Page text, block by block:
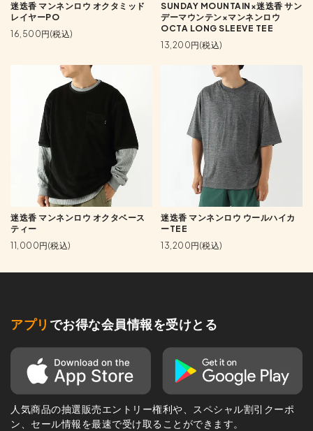
迷迭香 マンネンロウ オクタミッド
レイヤーPO
16,500円(税込)
SUNDAY MOUNTAIN×迷迭香 サン
デーマウンテン×マンネンロウ
OCTA LONG SLEEVE TEE
13,200円(税込)
迷迭香 マンネンロウ オクタベース
ティー
11,000円(税込)
迷迭香 マンネンロウ ウールハイカ
ーTEE
13,200円(税込)
アプリ でお得な会員情報を受けとる
人気商品の抽選販売エントリー権利や、スペシャル割引クーポ
ン、セール情報を最速で受け取ることができます。